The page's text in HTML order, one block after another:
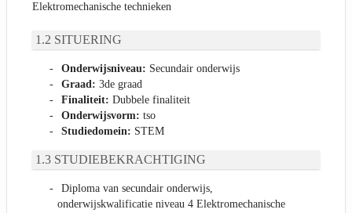
Elektromechanische technieken
SITUERING
Onderwijsniveau: Secundair onderwijs
Graad: 3de graad
Finaliteit: Dubbele finaliteit
Onderwijsvorm: tso
Studiedomein: STEM
STUDIEBEKRACHTIGING
Diploma van secundair onderwijs,
onderwijskwalificatie niveau 4 Elektromechanische